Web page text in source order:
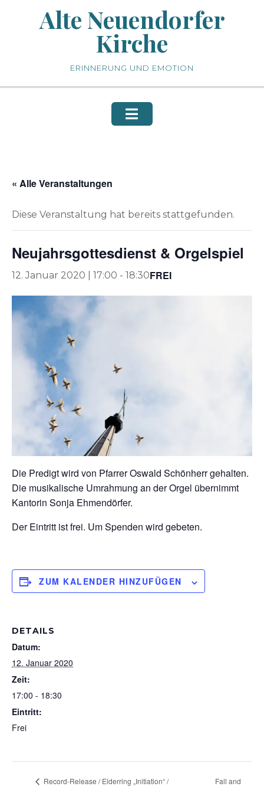
Alte Neuendorfer
Kirche
ERINNERUNG UND EMOTION
« Alle Veranstaltungen
Diese Veranstaltung hat bereits stattgefunden.
Neujahrsgottesdienst & Orgelspiel
12. Januar 2020 | 17:00 - 18:30FREI
Die Predigt wird von Pfarrer Oswald Schönherr gehalten.
Die musikalische Umrahmung an der Orgel übernimmt
Kantorin Sonja Ehmendörfer.
Der Eintritt ist frei. Um Spenden wird gebeten.
ZUM KALENDER HINZUFÜGEN
DETAILS
Datum:
12. Januar 2020
Zeit:
17:00 - 18:30
Eintritt:
Frei
Record-Release / Elderring „Initiation“ /
Fall and